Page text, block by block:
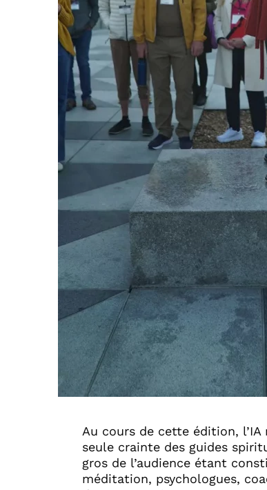
Au cours de cette édition,
seule crainte des guides
gros de l’audience étant
méditation, psychologues,